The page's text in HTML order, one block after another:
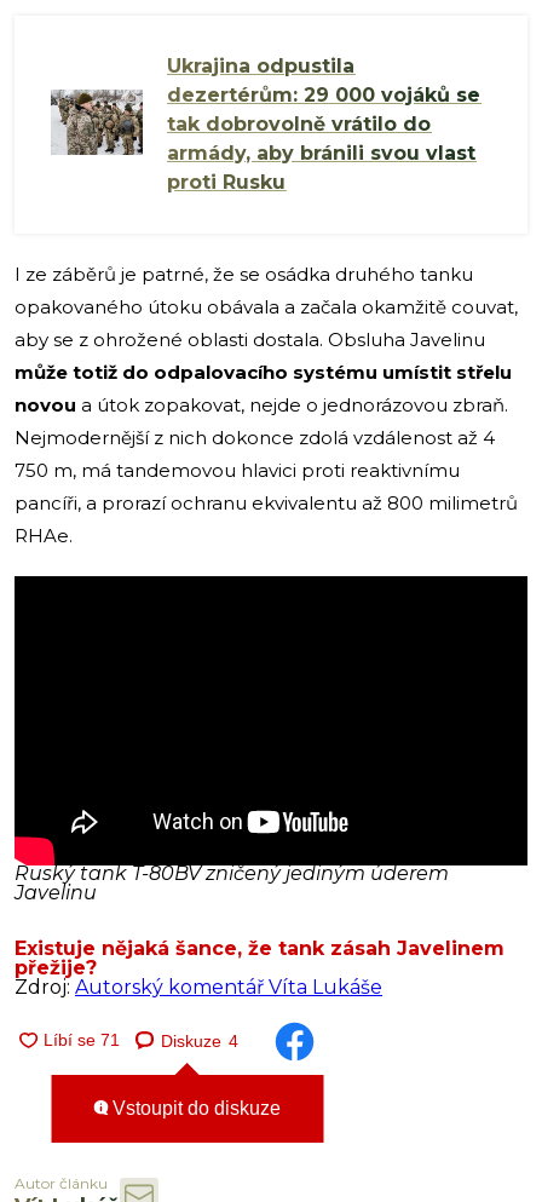
Ukrajina odpustila
dezertérům: 29 000 vojáků se
tak dobrovolně vrátilo do
armády, aby bránili svou vlast
proti Rusku
I ze záběrů je patrné, že se osádka druhého tanku
opakovaného útoku obávala a začala okamžitě couvat,
aby se z ohrožené oblasti dostala. Obsluha Javelinu
může totiž do odpalovacího systému umístit střelu
novou a útok zopakovat, nejde o jednorázovou zbraň.
Nejmodernější z nich dokonce zdolá vzdálenost až 4
750 m, má tandemovou hlavici proti reaktivnímu
pancíři, a prorazí ochranu ekvivalentu až 800 milimetrů
RHAe.
Ruský tank T-80BV zničený jediným úderem
Javelinu
Existuje nějaká šance, že tank zásah Javelinem
přežije?
Zdroj: Autorský komentář Víta Lukáše
Diskuze 4
Vstoupit do diskuze
Autor článku